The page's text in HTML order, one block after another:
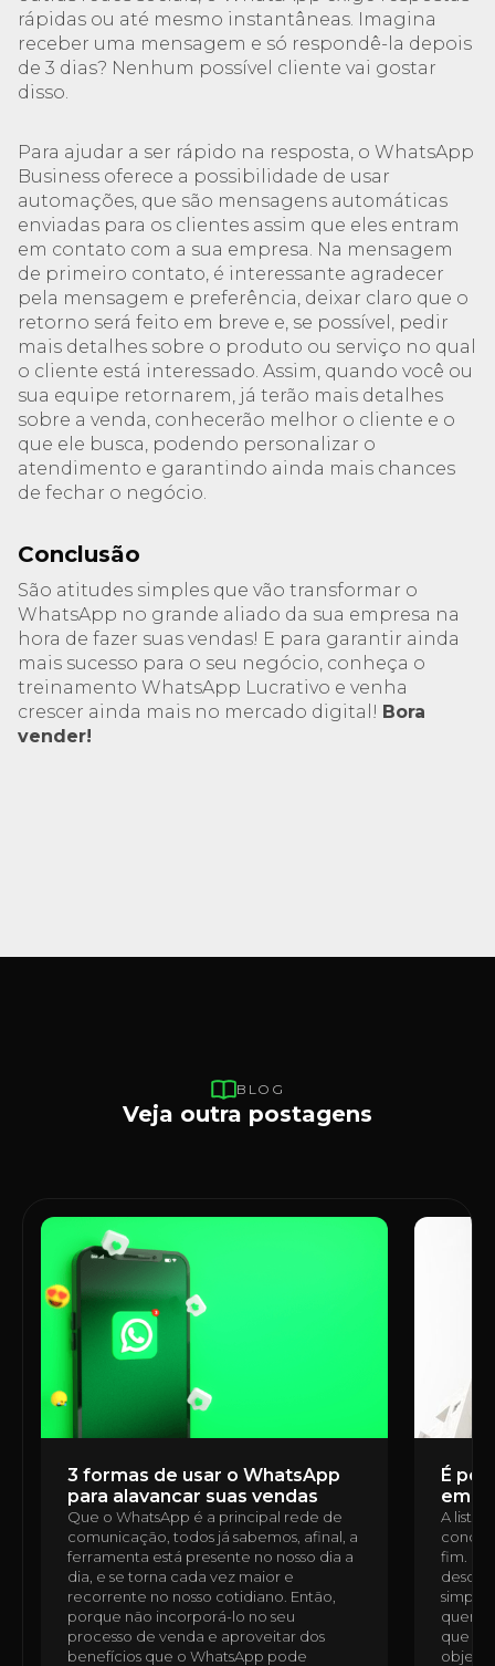
rápidas ou até mesmo instantâneas. Imagina
receber uma mensagem e só respondê-la depois
de 3 dias? Nenhum possível cliente vai gostar
disso.
Para ajudar a ser rápido na resposta, o WhatsApp
Business oferece a possibilidade de usar
automações, que são mensagens automáticas
enviadas para os clientes assim que eles entram
em contato com a sua empresa. Na mensagem
de primeiro contato, é interessante agradecer
pela mensagem e preferência, deixar claro que o
retorno será feito em breve e, se possível, pedir
mais detalhes sobre o produto ou serviço no qual
o cliente está interessado. Assim, quando você ou
sua equipe retornarem, já terão mais detalhes
sobre a venda, conhecerão melhor o cliente e o
que ele busca, podendo personalizar o
atendimento e garantindo ainda mais chances
de fechar o negócio.
Conclusão
São atitudes simples que vão transformar o
WhatsApp no grande aliado da sua empresa na
hora de fazer suas vendas! E para garantir ainda
mais sucesso para o seu negócio, conheça o
treinamento WhatsApp Lucrativo e venha
crescer ainda mais no mercado digital! Bora
vender!
BLOG
Veja outra postagens
3 formas de usar o WhatsApp
para alavancar suas vendas
Que o WhatsApp é a principal rede de
comunicação, todos já sabemos, afinal, a
ferramenta está presente no nosso dia a
dia, e se torna cada vez maior e
recorrente no nosso cotidiano. Então,
porque não incorporá-lo no seu
processo de venda e aproveitar dos
benefícios que o WhatsApp pode
É
em
A lista
fim. É
desde
quem
que